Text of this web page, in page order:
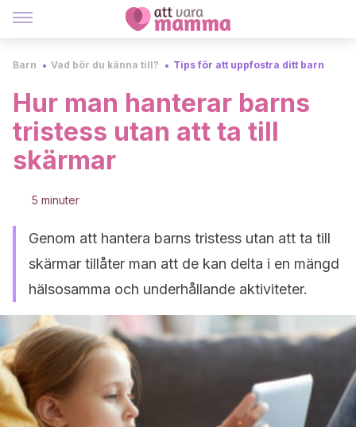
Barn Vad bör du känna till? Tips för att uppfostra ditt barn
Hur man hanterar barns
tristess utan att ta till
skärmar
5 minuter
Genom att hantera barns tristess utan att ta till
skärmar tillåter man att de kan delta i en mängd
hälsosamma och underhållande aktiviteter.